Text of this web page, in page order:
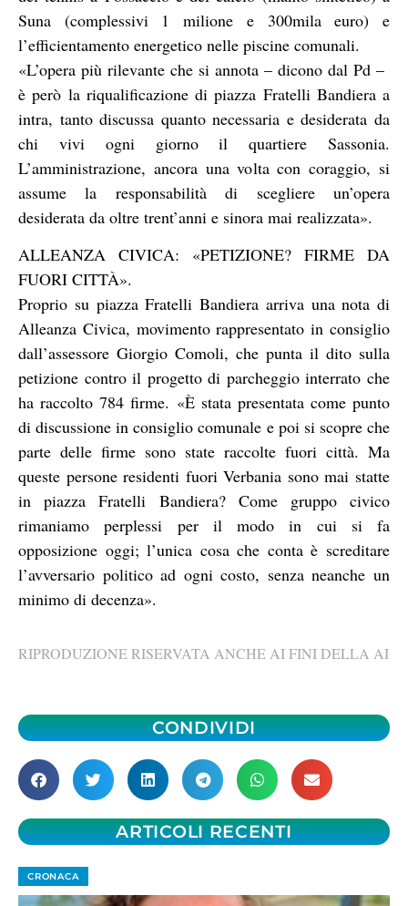
Suna (complessivi 1 milione e 300mila euro) e
l’efficientamento energetico nelle piscine comunali.
«L’opera più rilevante che si annota – dicono dal Pd –
è però la riqualificazione di piazza Fratelli Bandiera a
intra, tanto discussa quanto necessaria e desiderata da
chi vivi ogni giorno il quartiere Sassonia.
L’amministrazione, ancora una volta con coraggio, si
assume la responsabilità di scegliere un’opera
desiderata da oltre trent’anni e sinora mai realizzata».
ALLEANZA CIVICA: «PETIZIONE? FIRME DA
FUORI CITTÀ».
Proprio su piazza Fratelli Bandiera arriva una nota di
Alleanza Civica, movimento rappresentato in consiglio
dall’assessore Giorgio Comoli, che punta il dito sulla
petizione contro il progetto di parcheggio interrato che
ha raccolto 784 firme. «È stata presentata come punto
di discussione in consiglio comunale e poi si scopre che
parte delle firme sono state raccolte fuori città. Ma
queste persone residenti fuori Verbania sono mai statte
in piazza Fratelli Bandiera? Come gruppo civico
rimaniamo perplessi per il modo in cui si fa
opposizione oggi; l’unica cosa che conta è screditare
l’avversario politico ad ogni costo, senza neanche un
minimo di decenza».
RIPRODUZIONE RISERVATA ANCHE AI FINI DELLA AI
CONDIVIDI
ARTICOLI RECENTI
CRONACA